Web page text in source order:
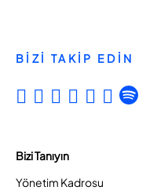
BİZİ TAKİP EDİN
Bizi Tanıyın
Yönetim Kadrosu